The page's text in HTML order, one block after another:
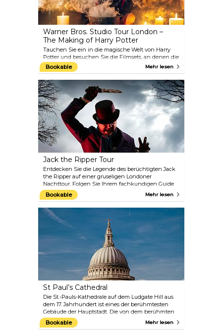
Warner Bros. Studio Tour London –
The Making of Harry Potter
Tauchen Sie ein in die magische Welt von Harry
Potter und besuchen Sie die Filmsets, an denen die
Filme gedreht wurden, bei der Warner Bros. Studio
Tour London – The Making of Harry Potter. Auf der
Tour können Sie in Dumbledores Büro stöbern, die
Große Halle betreten, durch die Winkelgasse
spazieren, sehen, wie Harry Potter auf seinem
Besen geflogen ist, und beobachten, wie
Spezialeffekte der Animatronik zum Leben erweckt
werden. Ein Muss für Fans des beliebtesten
Zauberers der Welt.
Bookable Mehr lesen
Jack the Ripper Tour
Entdecken Sie die Legende des berüchtigten Jack
the Ripper auf einer gruseligen Londoner
Nachttour. Folgen Sie Ihrem fachkundigen Guide
durch die schummrigen Gassen von Whitechapel
und lauschen Sie den verstörenden Geschichten
und Verschwörungstheorien über einen der
berüchtigtsten Serienmörder der Geschichte.
Erleben Sie, wie die Straßen des viktorianischen
Londons durch innovative RIPPER-VISION™-
Projektionen zum Leben erweckt werden.
Bookable Mehr lesen
St Paul’s Cathedral
Die St.-Pauls-Kathedrale auf dem Ludgate Hill aus
dem 17. Jahrhundert ist eines der berühmtesten
Gebäude der Hauptstadt. Die von dem berühmten
Sir Christopher Wren entworfene Kathedrale war
noch bis 1962 das höchste Gebäude in London.
Bookable Mehr lesen